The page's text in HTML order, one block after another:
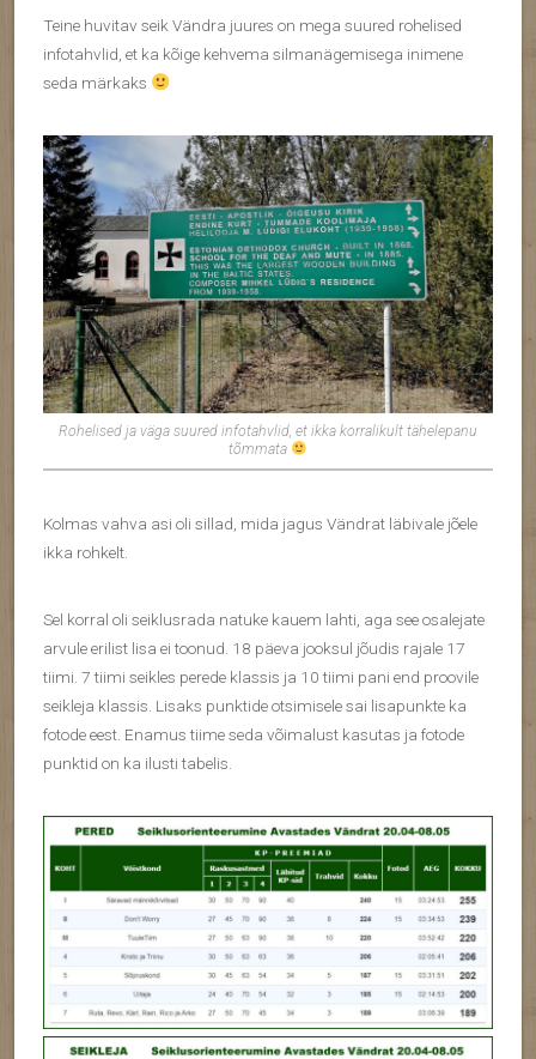
Teine huvitav seik Vändra juures on mega suured rohelised
infotahvlid, et ka kõige kehvema silmanägemisega inimene
seda märkaks
Rohelised ja väga suured infotahvlid, et ikka korralikult tähelepanu
tõmmata
Kolmas vahva asi oli sillad, mida jagus Vändrat läbivale jõele
ikka rohkelt.
Sel korral oli seiklusrada natuke kauem lahti, aga see osalejate
arvule erilist lisa ei toonud. 18 päeva jooksul jõudis rajale 17
tiimi. 7 tiimi seikles perede klassis ja 10 tiimi pani end proovile
seikleja klassis. Lisaks punktide otsimisele sai lisapunkte ka
fotode eest. Enamus tiime seda võimalust kasutas ja fotode
punktid on ka ilusti tabelis.